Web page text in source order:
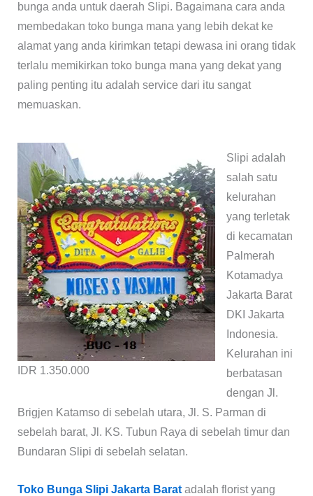
bunga anda untuk daerah Slipi. Bagaimana cara anda
membedakan toko bunga mana yang lebih dekat ke
alamat yang anda kirimkan tetapi dewasa ini orang tidak
terlalu memikirkan toko bunga mana yang dekat yang
paling penting itu adalah service dari itu sangat
memuaskan.
IDR 1.350.000
Slipi adalah
salah satu
kelurahan
yang terletak
di kecamatan
Palmerah
Kotamadya
Jakarta Barat
DKI Jakarta
Indonesia.
Kelurahan ini
berbatasan
dengan Jl.
Brigjen Katamso di sebelah utara, Jl. S. Parman di
sebelah barat, Jl. KS. Tubun Raya di sebelah timur dan
Bundaran Slipi di sebelah selatan.
Toko Bunga Slipi Jakarta Baratadalah florist yang